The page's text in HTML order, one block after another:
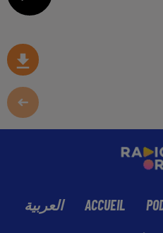
العربية ACCUEIL